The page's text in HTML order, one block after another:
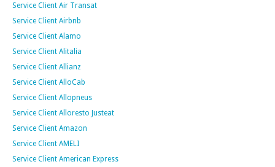
Service Client Air Transat
Service Client Airbnb
Service Client Alamo
Service Client Alitalia
Service Client Allianz
Service Client AlloCab
Service Client Allopneus
Service Client Alloresto Justeat
Service Client Amazon
Service Client AMELI
Service Client American Express